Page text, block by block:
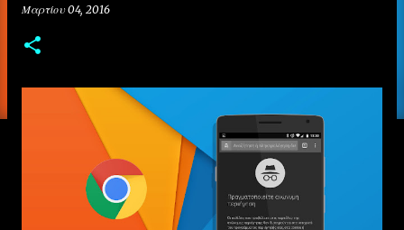
Μαρτίου 04, 2016